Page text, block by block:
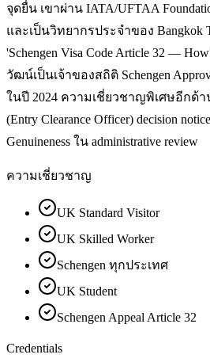
จุดยื่น เขาผ่าน IATA/UFTAA
และเป็นวิทยากรประจำของ Bangkok
'Schengen Visa Code Article 32 —
วัฒน์เป็นเจ้าของสถิติ Schengen
ในปี 2024 ความเชี่ยวชาญพิเศษอีกด้
(Entry Clearance Officer) decision
Genuineness ใน administrative review
ความเชี่ยวชาญ
UK Standard Visitor
UK Skilled Worker
Schengen ทุกประเทศ
UK Student
Schengen Appeal Article 32
Credentials